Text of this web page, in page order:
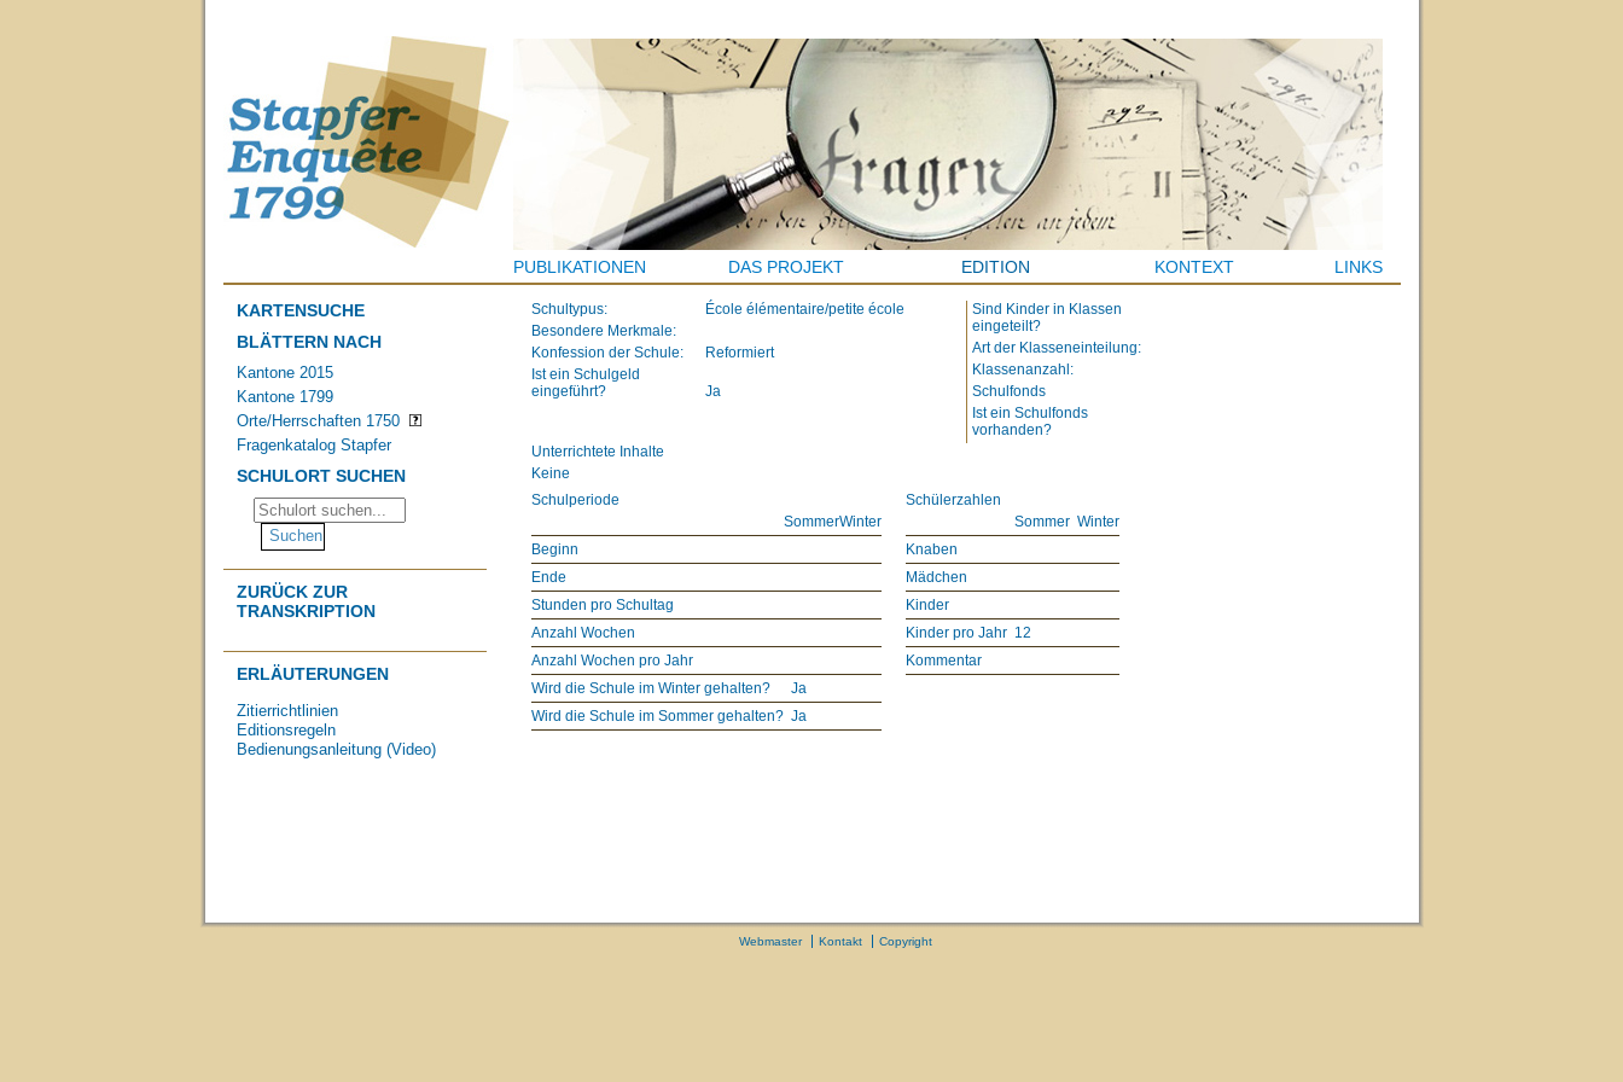
PUBLIKATIONEN DAS PROJEKT EDITION KONTEXT LINKS
KARTENSUCHE
BLÄTTERN NACH
Kantone 2015
Kantone 1799
Orte/Herrschaften 1750
Fragenkatalog Stapfer
SCHULORT SUCHEN
ZURÜCK ZUR
TRANSKRIPTION
ERLÄUTERUNGEN
Zitierrichtlinien
Editionsregeln
Bedienungsanleitung (Video)
Schultypus:
École élémentaire/petite école
Besondere Merkmale:
Konfession der Schule:
Reformiert
Ist ein Schulgeld
eingeführt?
Ja
Sind Kinder in Klassen
eingeteilt?
Art der Klasseneinteilung:
Klassenanzahl:
Schulfonds
Ist ein Schulfonds
vorhanden?
Unterrichtete Inhalte
Keine
Schulperiode
SommerWinter
Beginn
Ende
Stunden pro Schultag
Anzahl Wochen
Anzahl Wochen pro Jahr
Wird die Schule im Winter gehalten?
Ja
Wird die Schule im Sommer gehalten? Ja
Schülerzahlen
Sommer Winter
Knaben
Mädchen
Kinder
Kinder pro Jahr 12
Kommentar
Webmaster Kontakt Copyright